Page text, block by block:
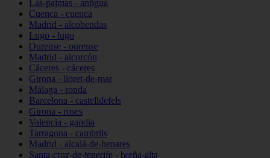
Las-palmas - antigua
Cuenca - cuenca
Madrid - alcobendas
Lugo - lugo
Ourense - ourense
Madrid - alcorcón
Cáceres - cáceres
Girona - lloret-de-mar
Málaga - ronda
Barcelona - castelldefels
Girona - roses
Valencia - gandia
Tarragona - cambrils
Madrid - alcalá-de-henares
Santa-cruz-de-tenerife - breña-alta